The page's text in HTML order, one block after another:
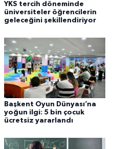
YKS tercih döneminde
üniversiteler öğrencilerin
geleceğini şekillendiriyor
Başkent Oyun Dünyası’na
yoğun ilgi: 5 bin çocuk
ücretsiz yararlandı